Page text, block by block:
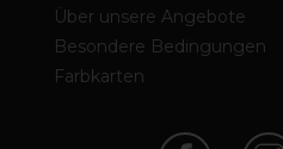
Über unsere Angebote
Besondere Bedingungen
Farbkarten